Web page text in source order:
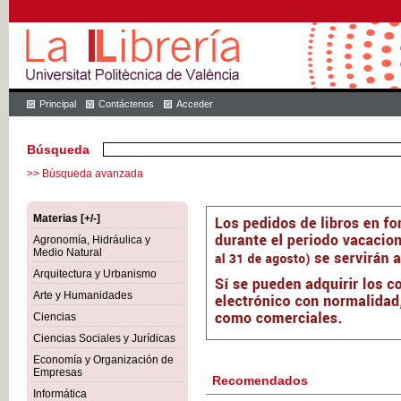
Principal Contáctenos Acceder
Búsqueda
>> Búsqueda avanzada
Materias [+/-]
Agronomía, Hidráulica y
Medio Natural
Arquitectura y Urbanismo
Arte y Humanidades
Ciencias
Ciencias Sociales y Jurídicas
Economía y Organización de
Empresas
Informática
Recomendados